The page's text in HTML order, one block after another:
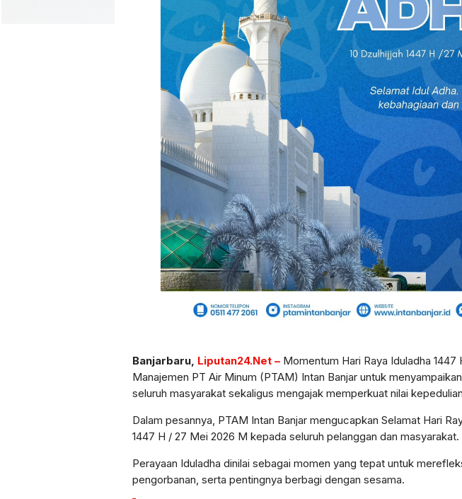
Banjarbaru, Liputan24.Net – Momentum Hari Raya Iduladha 1447
Manajemen PT Air Minum (PTAM) Intan Banjar untuk
seluruh masyarakat sekaligus mengajak memperkuat nilai
Dalam pesannya, PTAM Intan Banjar mengucapkan Selamat Hari
1447 H / 27 Mei 2026 M kepada seluruh pelanggan dan masyarakat.
Perayaan Iduladha dinilai sebagai momen yang tepat untuk
pengorbanan, serta pentingnya berbagi dengan sesama.